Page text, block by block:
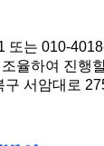
또는 010-
율하여 진행
서암대로